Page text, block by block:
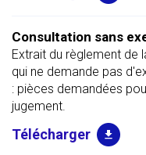
Consultation sans
Extrait du règlement de
qui ne demande pas
: pièces demandées
jugement.